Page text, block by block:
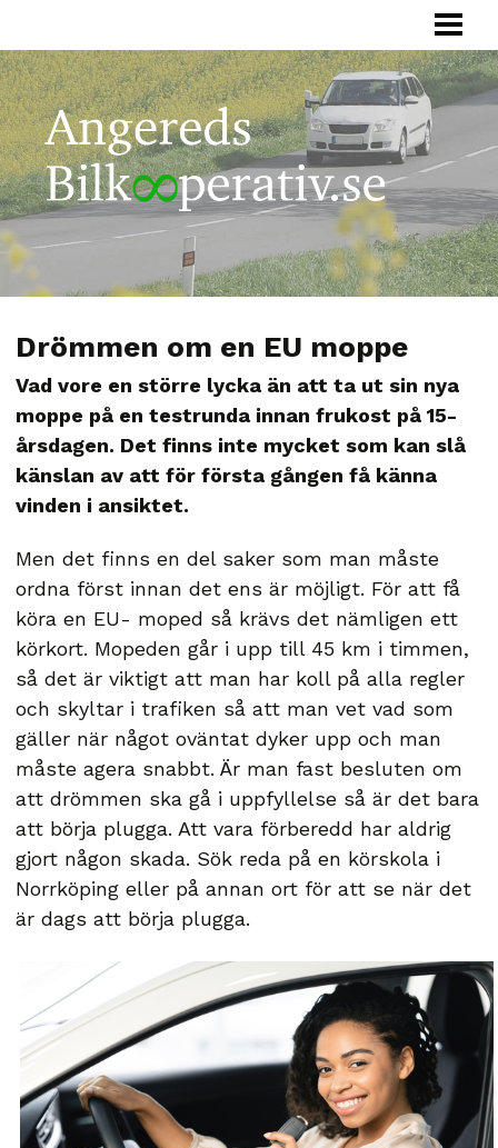
BILKOOPERATIV
HUR FUNGERAR
FÖRETAG
SAMÅKNING
OM OSS
Drömmen om en EU moppe
Vad vore en större lycka än att ta ut sin nya
moppe på en testrunda innan frukost på 15-
årsdagen. Det finns inte mycket som kan slå
känslan av att för första gången få känna
vinden i ansiktet.
Men det finns en del saker som man måste
ordna först innan det ens är möjligt. För att få
köra en EU- moped så krävs det nämligen ett
körkort. Mopeden går i upp till 45 km i timmen,
så det är viktigt att man har koll på alla regler
och skyltar i trafiken så att man vet vad som
gäller när något oväntat dyker upp och man
måste agera snabbt. Är man fast besluten om
att drömmen ska gå i uppfyllelse så är det bara
att börja plugga. Att vara förberedd har aldrig
gjort någon skada. Sök reda på en körskola i
Norrköping eller på annan ort för att se när det
är dags att börja plugga.